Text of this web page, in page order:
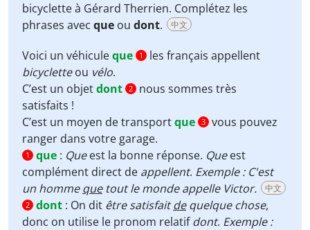
bicyclette à Gérard Therrien. Complétez les
phrases avec que ou dont. 中文
Voici un véhiculeque 1
les français appellent
bicycletteou vélo.
C’est un objetdont 2
nous sommes très
satisfaits !
C’est un moyen de transportque 3 vous pouvez
ranger dans votre garage.
1 que : Queest la bonne réponse. Queest
complément direct de appellent. Exemple : C'est
un hommequetout le monde appelle Victor. 中文
2 dont : On dit être satisfaitdequelque chose,
donc on utilise le pronom relatifdont. Exemple :